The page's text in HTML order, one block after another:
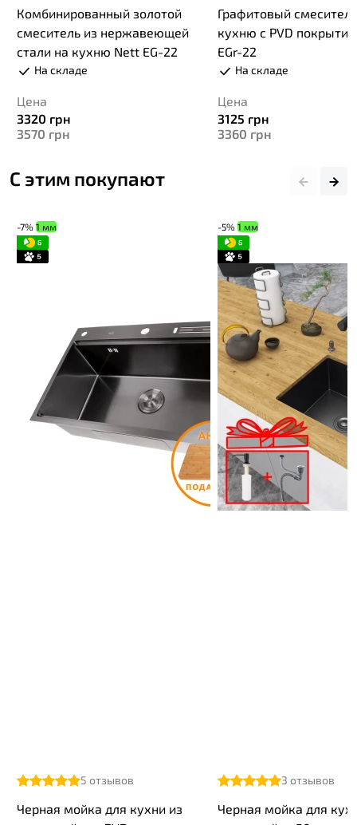
Комбинированный золотой
смеситель из нержавеющей
стали на кухню Nett EG-22
На складе
Цена
3320 грн
3570 грн
Графитовый
кухню с PVD
EGr-22
На складе
Цена
3125 грн
3360 грн
С этим покупают
-7% 1 мм
5 отзывов
Черная мойка для кухни из
-5% 1 мм
3 отзывов
Черная мойка для